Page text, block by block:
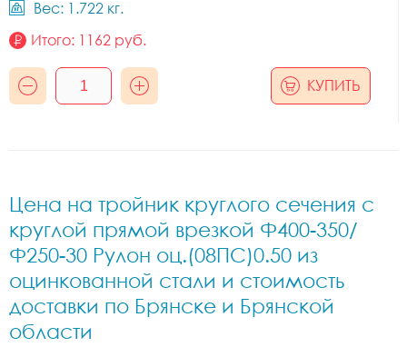
Вес: 1.722 кг.
Итого: 1162 руб.
КУПИТЬ
Цена на тройник круглого сечения с
круглой прямой врезкой Ф400-350/
Ф250-30 Рулон оц.(08ПС)0.50 из
оцинкованной стали и стоимость
доставки по Брянске и Брянской
области